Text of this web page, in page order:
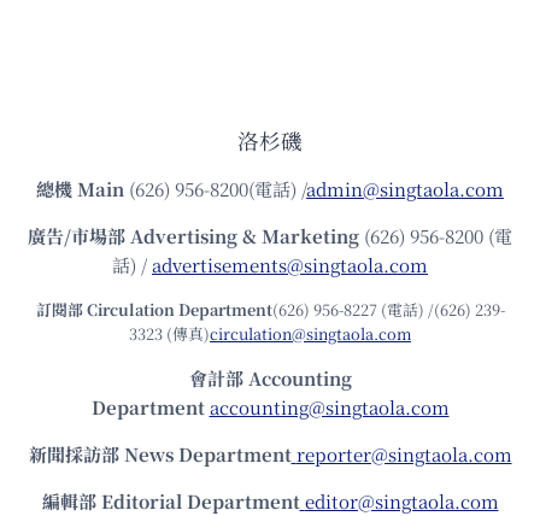
洛杉磯
總機Main (626) 956-8200(電話) /admin@singtaola.com
廣告/市場部Advertising & Marketing (626) 956-8200 (電
話) /advertisements@singtaola.com
訂閱部 Circulation Department(626) 956-8227 (電話) /(626) 239-
3323 (傳真)circulation@singtaola.com
會計部 Accounting
Department accounting@singtaola.com
新聞採訪部 News Department reporter@singtaola.com
編輯部 Editorial Department editor@singtaola.com